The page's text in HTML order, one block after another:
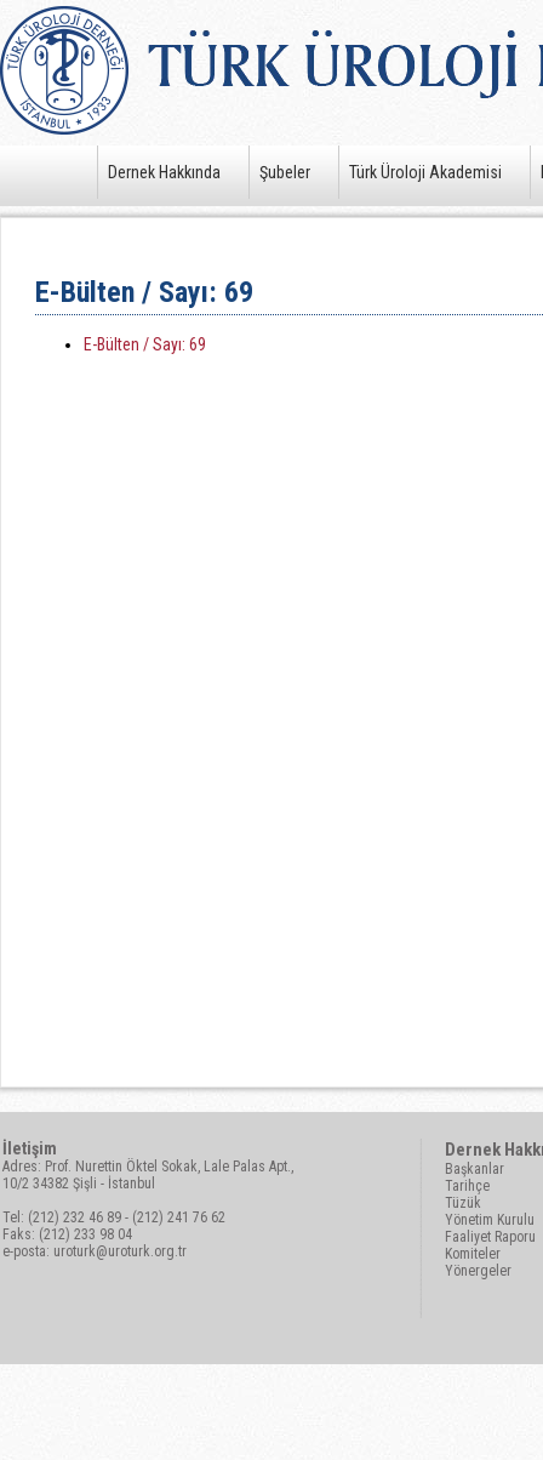
Dernek Hakkında Şubeler Türk Üroloji Akademisi
E-Bülten / Sayı: 69
E-Bülten / Sayı: 69
İletişim
Adres: Prof. Nurettin Öktel Sokak, Lale Palas Apt.,
10/2 34382 Şişli - İstanbul
Tel: (212) 232 46 89 - (212) 241 76 62
Faks: (212) 233 98 04
e-posta: uroturk@uroturk.org.tr
Dernek
Başkanlar
Tarihçe
Tüzük
Yönetim Kurulu
Faaliyet Raporu
Komiteler
Yönergeler